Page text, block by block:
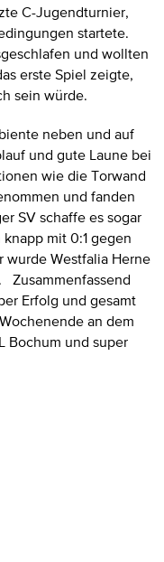
C-Jugendturnier,
startete.
und wollten
erste Spiel zeigte,
sein würde.
neben und auf
und gute Laune bei
wie die Torwand
und fanden
SV schaffe es sogar
mit 0:1 gegen
wurde Westfalia Herne
Zusammenfassend
Erfolg und gesamt
an dem
Bochum und super